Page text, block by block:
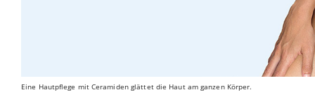
Eine Hautpflege mit Ceramiden glättet die Haut am ganzen Körper.